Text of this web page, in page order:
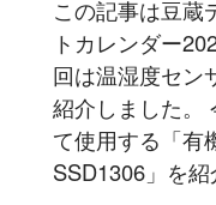
この記事は豆蔵
トカレンダー
回は温湿度セン
紹介しました。
て使用する「有
SSD1306」を